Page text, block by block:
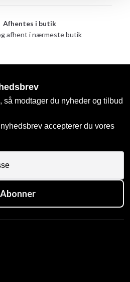
Afhentes i butik
afhent i nærmeste butik
så modtager du nyheder og tilbud
accepterer du vores
Abonner